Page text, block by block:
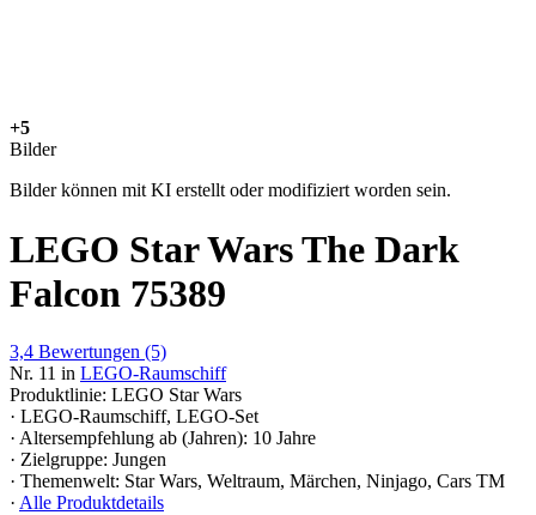
+5
Bilder
Bilder können mit KI erstellt oder modifiziert worden sein.
LEGO Star Wars The Dark
Falcon 75389
3,4 Bewertungen (5)
Nr. 11 in LEGO-Raumschiff
Produktlinie: LEGO Star Wars
· LEGO-Raumschiff, LEGO-Set
· Altersempfehlung ab (Jahren): 10 Jahre
· Zielgruppe: Jungen
· Themenwelt: Star Wars, Weltraum, Märchen, Ninjago, Cars TM
· Alle Produktdetails